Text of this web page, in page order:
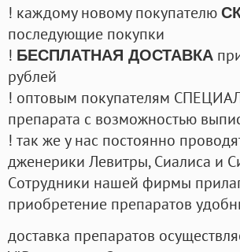
! каждому новому покупателю
последующие покупки
! БЕСПЛАТНАЯ ДОСТАВКА
рублей
! оптовым покупателям
препарата с возможностью
! так же у нас постоянно
дженерики Левитры, Сиалиса и
Cотрудники нашей фирмы
приобретение препаратов
доставка препаратов